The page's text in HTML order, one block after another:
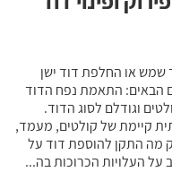
שמש או החלפת דוד ישן
הבאים: התאמת נפח הדוד
וגודלם לסוג הדוד.
קיימת של קולטים, מעמד,
מה התקן להוספת דוד על
על העלויות הכרוכות בה...